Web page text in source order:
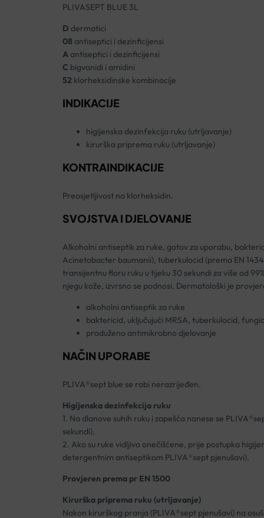
PLIVASEPT BLUE 3L
D dermatici
08 antiseptici i dezinficijensi
Aantiseptici i dezinficijensi
C bigvanidi i amidini
52 klorheksidinske kombinacije
INDIKACIJE
higijenska dezinfekcija ruku (utrljavanje)
kirurška priprema ruku (utrljavanje)
KONTRAINDIKACIJE
Preosjetljivost na klorheksidin.
SVOJSTVA I DJELOVANJE
Alkoholni antiseptik za ruke, gotov za uporabu,
Acinetobacter baumanii), tuberkulocid (prema EN
transijentnu floru ruku u tijeku 30 sekundi za više od
njegu kože, izvrsno se podnosi. Dermatološki je
alkoholni antiseptik za ruke
baktericid, uključujući MRSA, tuberkulocid,
produženo antimikrobno djelovanje
NAČIN UPORABE
PLIVA®sept blue se rabi nerazrijeđen.
Higijenska dezinfekcija ruku
1. Na dlanove suhih ruku i zapešća nanese se
sekundi).
2. Ako su ruke vidljivo onečišćene, prije postupka
detergentnim antiseptikom PLIVA®sept pjenušavi).
Provjeren prema pr EN 1500
Kirurška priprema ruku (utrljavanje)
Nakon kirurškog pranja (PLIVA®sept pjenušavi) na